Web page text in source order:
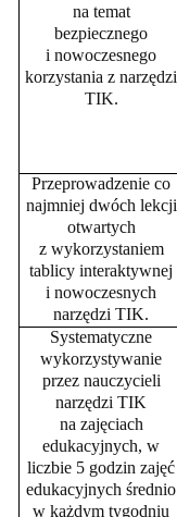
na temat
bezpiecznego
i nowoczesnego
korzystania z narzędzi
TIK.
Przeprowadzenie co
najmniej dwóch lekcji
otwartych
z wykorzystaniem
tablicy interaktywnej
i nowoczesnych
narzędzi TIK.
Systematyczne
wykorzystywanie
przez nauczycieli
narzędzi TIK
na zajęciach
edukacyjnych, w
liczbie 5 godzin zajęć
edukacyjnych średnio
w każdym tygodniu